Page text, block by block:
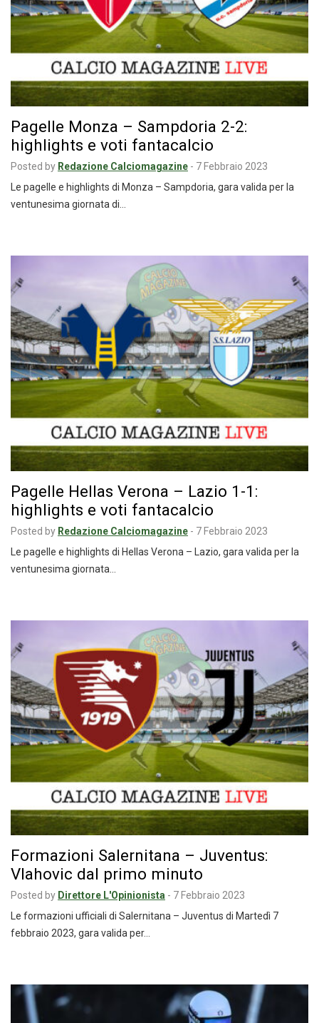
Pagelle Monza – Sampdoria 2-2:
highlights e voti fantacalcio
Posted by Redazione Calciomagazine - 7 Febbraio 2023
Le pagelle e highlights di Monza – Sampdoria, gara valida per la
ventunesima giornata di…
Pagelle Hellas Verona – Lazio 1-1:
highlights e voti fantacalcio
Posted by Redazione Calciomagazine - 7 Febbraio 2023
Le pagelle e highlights di Hellas Verona – Lazio, gara valida per la
ventunesima giornata…
Formazioni Salernitana – Juventus:
Vlahovic dal primo minuto
Posted by Direttore L'Opinionista - 7 Febbraio 2023
Le formazioni ufficiali di Salernitana – Juventus di Martedì 7
febbraio 2023, gara valida per…